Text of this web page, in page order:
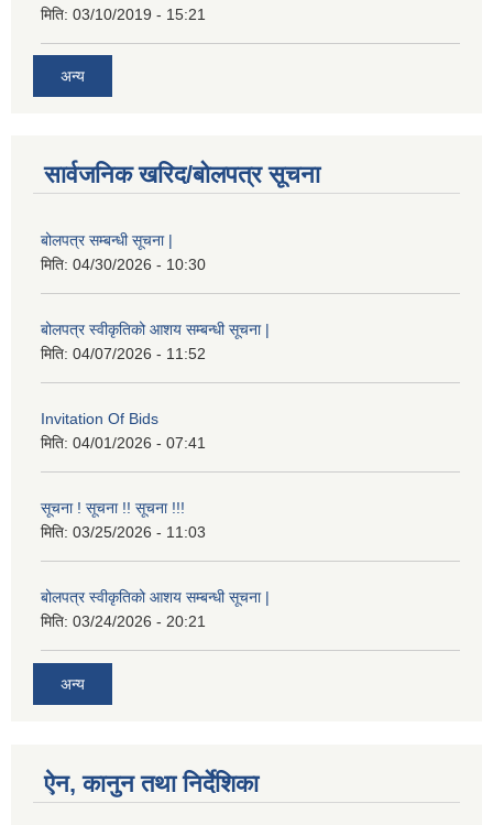
मिति: 03/10/2019 - 15:21
अन्य
सार्वजनिक खरिद/बोलपत्र सूचना
बोलपत्र सम्बन्धी सूचना |
मिति: 04/30/2026 - 10:30
बोलपत्र स्वीकृतिको आशय सम्बन्धी सूचना |
मिति: 04/07/2026 - 11:52
Invitation Of Bids
मिति: 04/01/2026 - 07:41
सूचना ! सूचना !! सूचना !!!
मिति: 03/25/2026 - 11:03
बोलपत्र स्वीकृतिको आशय सम्बन्धी सूचना |
मिति: 03/24/2026 - 20:21
अन्य
ऐन, कानुन तथा निर्देशिका